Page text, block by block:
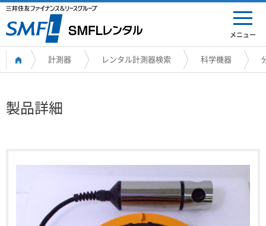
メニュー
計測器 レンタル計測器検索 科学機器
製品詳細